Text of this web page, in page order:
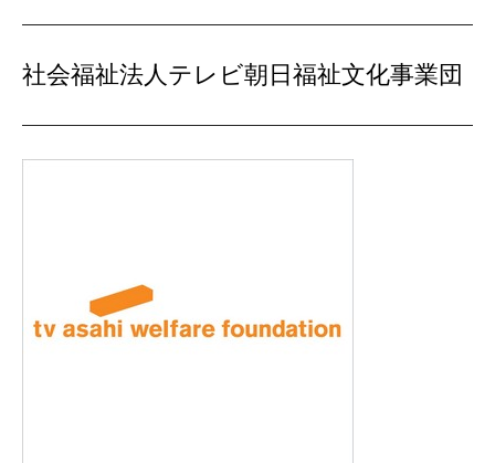
社会福祉法人テレビ朝日福祉文化事業団